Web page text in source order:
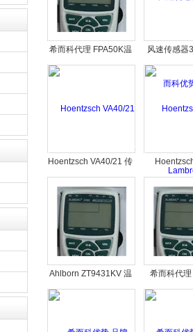
希而科代理 FPA50K温
度传感器
风速传感器
科优势代理
Hoentzsch VA40/21 传
感器
385GE
Ahlborn ZT9431KV 温
度传感器
希而科代
FTAN15L